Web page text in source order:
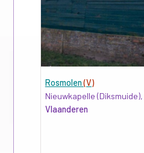
Rosmolen(V)
Nieuwkapelle (Diksmuide),
Vlaanderen